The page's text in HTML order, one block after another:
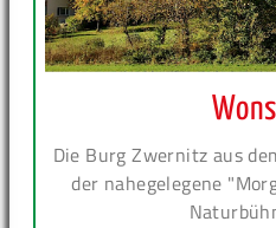
Die Burg Zwernitz aus
der nahegelegene